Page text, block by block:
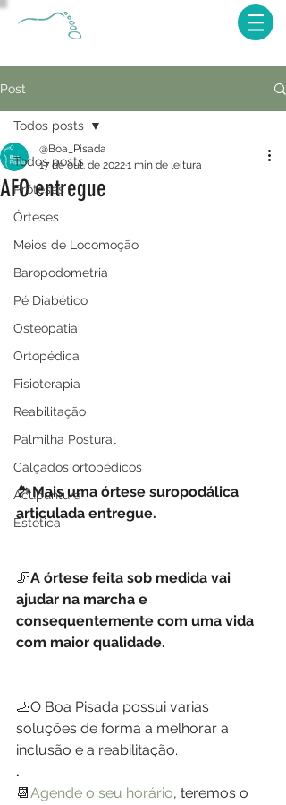
Post
Todos posts
Próteses
Órteses
Meios de Locomoção
Baropodometria
Pé Diabético
Osteopatia
Ortopédica
Fisioterapia
Reabilitação
Palmilha Postural
Calçados ortopédicos
Acupuntura
Estética
Todos posts
AFO entregue
@Boa_Pisada
17 de out. de 20221 min de leitura
🏞Mais uma órtese suropodálica
articulada entregue.
🦵A órtese feita sob medida vai
ajudar na marcha e
consequentemente com uma vida
com maior qualidade.
🦶O Boa Pisada possui varias
soluções de forma a melhorar a
inclusão e a reabilitação.
.
📆Agende o seu horário, teremos o